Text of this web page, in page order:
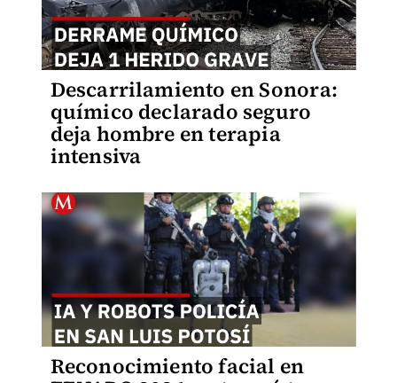
Descarrilamiento en Sonora:
químico declarado seguro
deja hombre en terapia
intensiva
Reconocimiento facial en